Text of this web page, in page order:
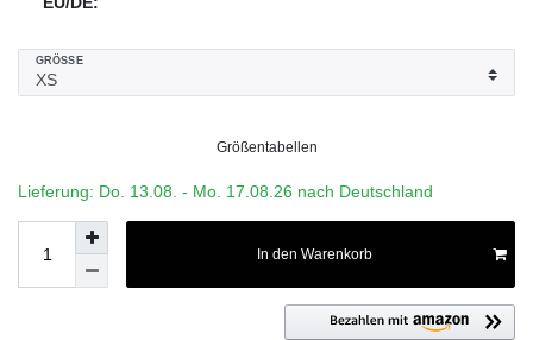
GRÖSSE
Größentabellen
Lieferung: Do. 13.08. - Mo. 17.08.26 nach Deutschland
In den Warenkorb